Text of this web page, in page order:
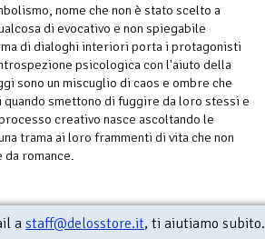
nome che non è stato scelto a
di evocativo e non spiegabile
di dialoghi interiori porta i protagonisti
psicologica con l'aiuto della
sono un miscuglio di caos e ombre che
smettono di fuggire da loro stessi e
creativo nasce ascoltando le
trama ai loro frammenti di vita che non
da romance.
a staff@delosstore.it, ti aiutiamo subito.